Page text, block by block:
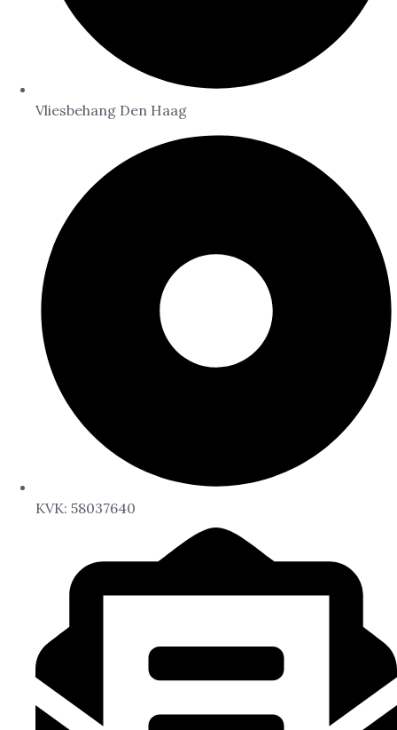
Vliesbehang Den Haag
KVK: 58037640